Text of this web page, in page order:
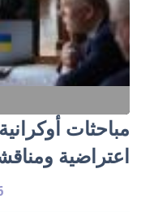
مباحثات
اعتراضية